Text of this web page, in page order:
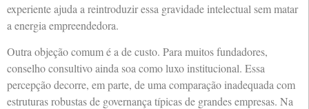
experiente ajuda a reintroduzir essa gravidade intelectual sem matar
a energia empreendedora.
Outra objeção comum é a de custo. Para muitos fundadores,
conselho consultivo ainda soa como luxo institucional. Essa
percepção decorre, em parte, de uma comparação inadequada com
estruturas robustas de governança típicas de grandes empresas. Na